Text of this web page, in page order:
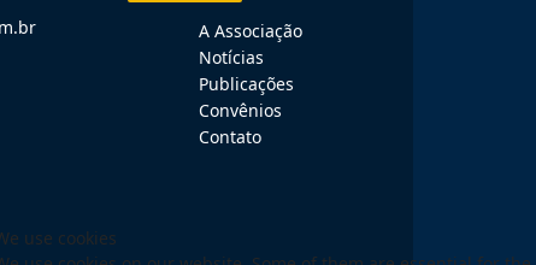
A Associação
Notícias
Publicações
Convênios
Contato
use cookies